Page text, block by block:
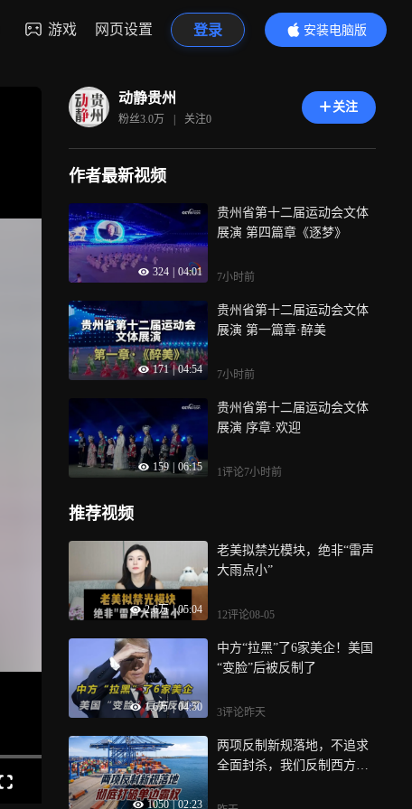
游戏 网页设置 登录
安装电脑版
内容更精彩
动静贵州
粉丝3.0万 | 关注0
关注
作者最新视频
324 04:01
贵州省第十二届运动会文体
展演 第四篇章《逐梦》
7小时前
171 | 04:54
贵州省第十二届运动会文体
展演 第一篇章·醉美
7小时前
159 06:15
贵州省第十二届运动会文体
展演 序章·欢迎
1评论7小时前
推荐视频
2.6万 | 05:04
老美拟禁光模块，绝非“雷声
大雨点小”
12评论08-05
1.6万 | 04:50
中方“拉黑”了6家美企！美国
“变脸”后被反制了
3评论昨天
1050 | 02:23
两项反制新规落地，不追求
全面封杀，我们反制西方越